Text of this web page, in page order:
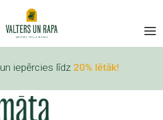
un iepērcies līdz 20% lētāk!